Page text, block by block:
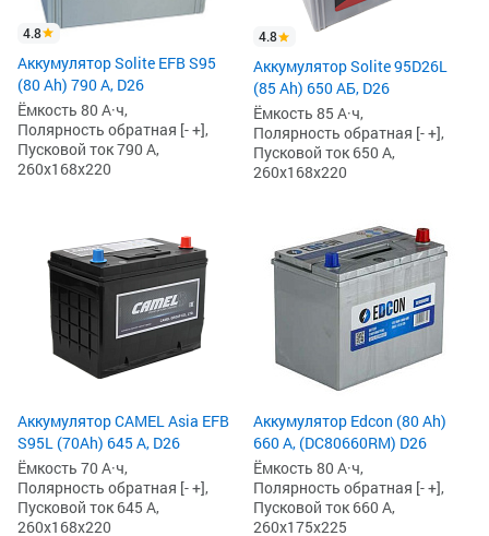
4.8
Аккумулятор Solite EFB S95
(80 Ah) 790 А, D26
Ёмкость 80 А·ч,
Полярность обратная [- +],
Пусковой ток 790 А,
260x168x220
4.8
Аккумулятор Solite 95D26L
(85 Ah) 650 АБ, D26
Ёмкость 85 А·ч,
Полярность обратная [- +],
Пусковой ток 650 А,
260x168x220
Аккумулятор CAMEL Asia EFB
S95L (70Ah) 645 А, D26
Ёмкость 70 А·ч,
Полярность обратная [- +],
Пусковой ток 645 А,
260x168x220
Аккумулятор Edcon (80 Ah)
660 А, (DC80660RM) D26
Ёмкость 80 А·ч,
Полярность обратная [- +],
Пусковой ток 660 А,
260x175x225